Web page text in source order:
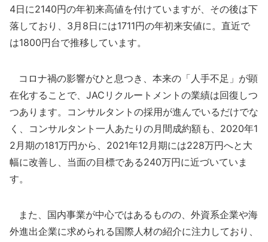
4日に2140円の年初来高値を付けていますが、その後は下
落しており、3月8日には1711円の年初来安値に。直近で
は1800円台で推移しています。
コロナ禍の影響がひと息つき、本来の「人手不足」が顕
在化することで、JACリクルートメントの業績は回復しつ
つあります。コンサルタントの採用が進んでいるだけでな
く、コンサルタント一人あたりの月間成約額も、2020年1
2月期の181万円から、2021年12月期には228万円へと大
幅に改善し、当面の目標である240万円に近づいていま
す。
また、国内事業が中心ではあるものの、外資系企業や海
外進出企業に求められる国際人材の紹介に注力しており、